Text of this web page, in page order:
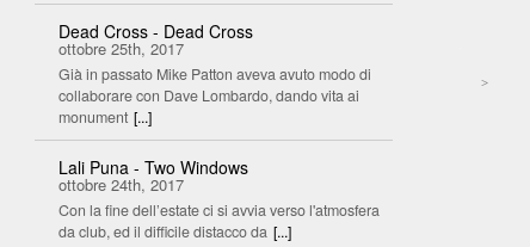
>
Dead Cross - Dead Cross
ottobre 25th, 2017
Già in passato Mike Patton aveva avuto modo di
collaborare con Dave Lombardo, dando vita ai
monument [...]
Lali Puna - Two Windows
ottobre 24th, 2017
Con la fine dell’estate ci si avvia verso l'atmosfera
da club, ed il difficile distacco da [...]